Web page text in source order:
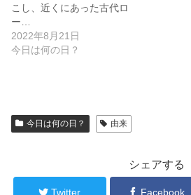
こし、近くにあった古代ロ
ー…
2022年8月21日
今日は何の日？
今日は何の日？ 由来
シェアする
Twitter Facebook